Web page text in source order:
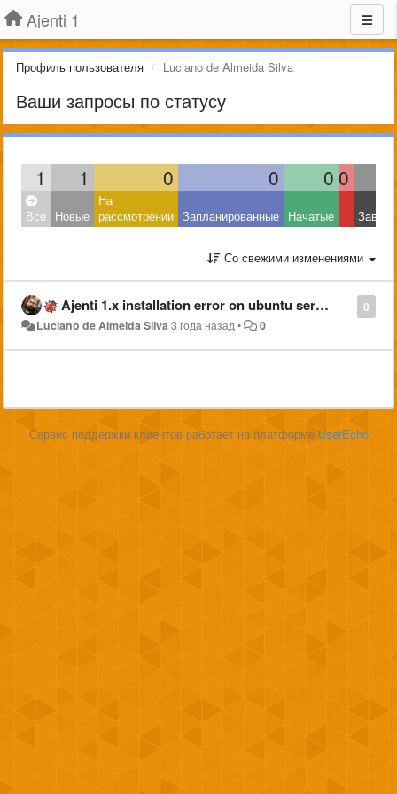
Ajenti 1
Профиль пользователя Luciano de Almeida Silva
Ваши запросы по статусу
1 1 0 0 0 0
Все Новые
На
рассмотрении Запланированные Начатые
Со свежими изменениями
0
Ajenti 1.x installation error on ubuntu server 22.04
Luciano de Almeida Silva3 года назад• 0
Сервис поддержки клиентов работает на платформе UserEcho